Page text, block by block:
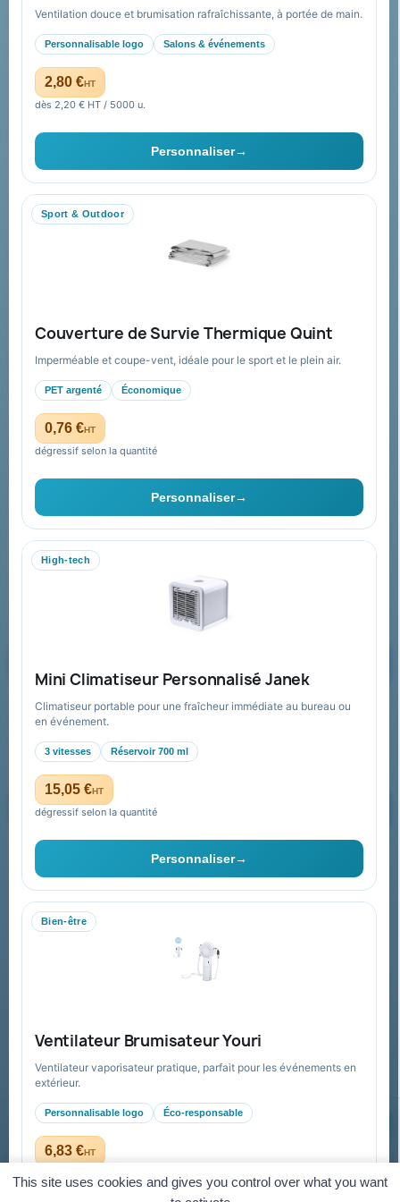
Ventilation douce et brumisation rafraîchissante, à portée de main.
Personnalisable logo Salons & événements
2,80 €HT
dès 2,20 € HT / 5000 u.
Personnaliser→
Sport & Outdoor
Couverture de Survie Thermique Quint
Imperméable et coupe-vent, idéale pour le sport et le plein air.
PET argenté Économique
0,76 €HT
dégressif selon la quantité
Personnaliser→
High-tech
Mini Climatiseur Personnalisé Janek
Climatiseur portable pour une fraîcheur immédiate au bureau ou
en événement.
3 vitesses Réservoir 700 ml
15,05 €HT
dégressif selon la quantité
Personnaliser→
Bien-être
Ventilateur Brumisateur Youri
Ventilateur vaporisateur pratique, parfait pour les événements en
extérieur.
Personnalisable logo Éco-responsable
6,83 €HT
Catalogue goodies
Cadeaux de fin d’année
Nos expertises &
accompagnement global
Ils nous ont fait confiance
Livraison
FAQ sur Promenoch Goodies Pub France
Conditions de retour
Paiement sécurisé
Plan du site
Contact & devis
06 09 53 17 41
WhatsApp
equipe@promenoch-goodies.com
Recevez nos offres spéciales
Vous pouvez vous désinscrire à tout moment. Vous trouverez pour
cela nos informations de contact dans les conditions d'utilisation du
site.
Collectivités & administrations
Devis, mandat administratif et facturation Chorus Pro
© 2026 Goodies Pub France — Tous droits réservés
Mentions légales
Virement Mandat administratif Visa Mastercard
This site uses cookies and gives you control over what you want